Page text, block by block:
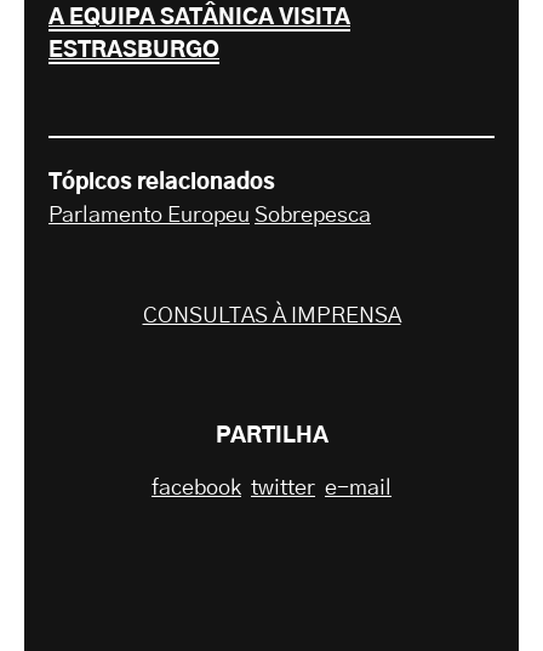
A EQUIPA SATÂNICA VISITA
ESTRASBURGO
Tópicos relacionados
Parlamento Europeu Sobrepesca
CONSULTAS À IMPRENSA
PARTILHA
facebook twitter e-mail